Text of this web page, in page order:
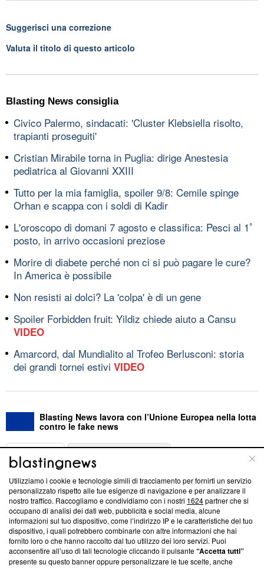
Suggerisci una correzione
Valuta il titolo di questo articolo
Blasting News consiglia
Civico Palermo, sindacati: 'Cluster Klebsiella risolto,
trapianti proseguiti'
Cristian Mirabile torna in Puglia: dirige Anestesia
pediatrica al Giovanni XXIII
Tutto per la mia famiglia, spoiler 9/8: Cemile spinge
Orhan e scappa con i soldi di Kadir
L'oroscopo di domani 7 agosto e classifica: Pesci al 1ﾟ
posto, in arrivo occasioni preziose
Morire di diabete perché non ci si può pagare le cure?
In America è possibile
Non resisti ai dolci? La 'colpa' è di un gene
Spoiler Forbidden fruit: Yildiz chiede aiuto a Cansu
VIDEO
Amarcord, dal Mundialito al Trofeo Berlusconi: storia
dei grandi tornei estivi VIDEO
Blasting News lavora con l’Unione Europea nella lotta
contro le fake news
ABOUT
Questa sezione offre informazioni trasparenti su Blasting
News, sui nostri processi editoriali e su come ci impegniamo a
creare news di qualità. Inoltre, afferma la nostra aderenza a
‘Trust Project - News with Integrity’Blasting News non è
ancora membro del programma, ma ha richiesto di farne
parte; Trust Project non ha ancora effettuato una verifica di
conformità agli standard.
Utilizziamo i cookie e tecnologie simili di tracciamento per fornirti un servizio
personalizzato rispetto alle tue esigenze di navigazione e per analizzare il
nostro traffico. Raccogliamo e condividiamo con i nostri 1624partner che si
occupano di analisi dei dati web, pubblicità e social media, alcune
informazioni sul tuo dispositivo, come l’indirizzo IP e le caratteristiche del tuo
dispositivo, i quali potrebbero combinarle con altre informazioni che hai
fornito loro o che hanno raccolto dal tuo utilizzo dei loro servizi. Puoi
acconsentire all’uso di tali tecnologie cliccando il pulsante“Accetta tutti”
presente su questo banner oppure personalizzare le tue scelte, anche